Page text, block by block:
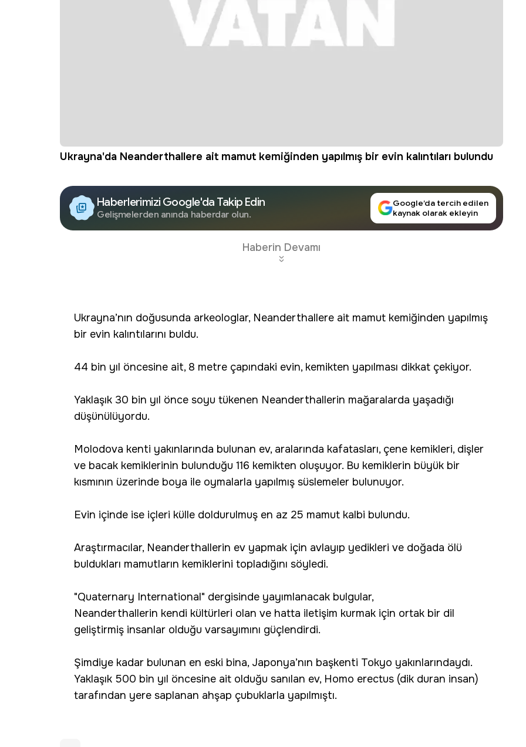
Ukrayna'da Neanderthallere ait mamut kemiğinden yapılmış bir evin kalıntıları bulundu
Haberlerimizi Google'da Takip Edin
Gelişmelerden anında haberdar olun.
Google’da tercih edilen
kaynak olarak ekleyin
Haberin Devamı
Ukrayna’nın doğusunda arkeologlar, Neanderthallere ait mamut kemiğinden yapılmış
bir evin kalıntılarını buldu.
44 bin yıl öncesine ait, 8 metre çapındaki evin, kemikten yapılması dikkat çekiyor.
Yaklaşık 30 bin yıl önce soyu tükenen Neanderthallerin mağaralarda yaşadığı
düşünülüyordu.
Molodova kenti yakınlarında bulunan ev, aralarında kafatasları, çene kemikleri, dişler
ve bacak kemiklerinin bulunduğu 116 kemikten oluşuyor. Bu kemiklerin büyük bir
kısmının üzerinde boya ile oymalarla yapılmış süslemeler bulunuyor.
Evin içinde ise içleri külle doldurulmuş en az 25 mamut kalbi bulundu.
Araştırmacılar, Neanderthallerin ev yapmak için avlayıp yedikleri ve doğada ölü
buldukları mamutların kemiklerini topladığını söyledi.
"Quaternary International" dergisinde yayımlanacak bulgular,
Neanderthallerin kendi kültürleri olan ve hatta iletişim kurmak için ortak bir dil
geliştirmiş insanlar olduğu varsayımını güçlendirdi.
Şimdiye kadar bulunan en eski bina, Japonya’nın başkenti Tokyo yakınlarındaydı.
Yaklaşık 500 bin yıl öncesine ait olduğu sanılan ev, Homo erectus (dik duran insan)
tarafından yere saplanan ahşap çubuklarla yapılmıştı.